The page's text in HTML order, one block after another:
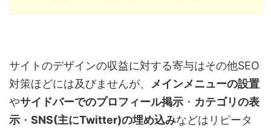
サイトのデザインの収益に対する寄与はその他SEO
対策ほどには及びませんが、
メインメニューの設置
やサイドバーでのプロフィール掲示 ・ カテゴリの表
示 ・ SNS(主にTwitter)の埋め込みなどはリピータ